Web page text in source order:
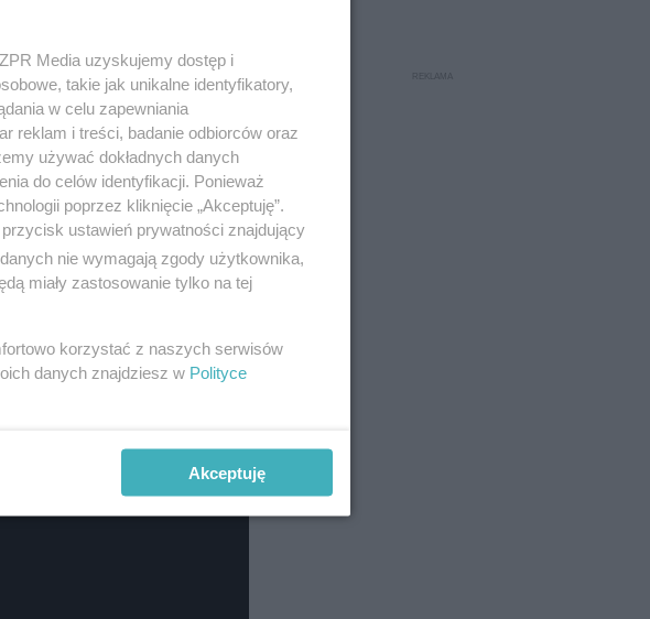
ze swoich występów w
Media uzyskujemy dostęp i
takie jak unikalne identyfikatory,
w celu zapewniania
reklam i treści, badanie odbiorców oraz
używać dokładnych danych
do celów identyfikacji. Ponieważ
poprzez kliknięcie „Akceptuję”.
ustawień prywatności znajdujący
nie wymagają zgody użytkownika,
miały zastosowanie tylko na tej
korzystać z naszych serwisów
danych znajdziesz w Polityce
Akceptuję